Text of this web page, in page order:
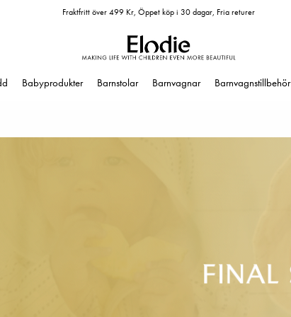
Fraktfritt över 499 Kr, Öppet köp i 30 dagar, Fria returer
Babyprodukter Barnstolar Barnvagnar Barnvagnstillbehör